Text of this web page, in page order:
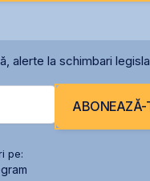
alerte la schimbari
ABONEAZĂ-
pe: